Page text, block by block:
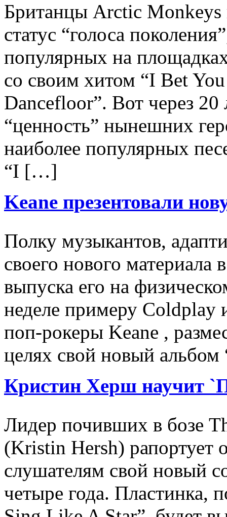
Британцы Arctic Monkeys
статус “голоса
популярных на
со своим хитом “I Bet
Dancefloor”. Вот через
“ценность” нынешних
наиболее популярных
“I […]
Keane презентовали
Полку музыкантов,
своего нового материала
выпуска его на
неделе примеру Coldplay
поп-рокеры Keane ,
целях свой новый альбом
Кристин Херш научит
Лидер почивших в бозе
(Kristin Hersh) рапортует
слушателям свой новый
четыре года. Пластинка,